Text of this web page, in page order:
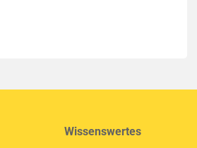
Wissenswertes